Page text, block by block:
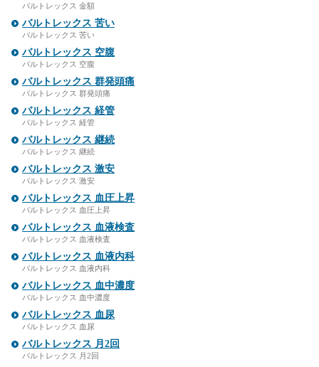
バルトレックス 金額
バルトレックス 苦い
バルトレックス 苦い
バルトレックス 空腹
バルトレックス 空腹
バルトレックス 群発頭痛
バルトレックス 群発頭痛
バルトレックス 経管
バルトレックス 経管
バルトレックス 継続
バルトレックス 継続
バルトレックス 激安
バルトレックス 激安
バルトレックス 血圧上昇
バルトレックス 血圧上昇
バルトレックス 血液検査
バルトレックス 血液検査
バルトレックス 血液内科
バルトレックス 血液内科
バルトレックス 血中濃度
バルトレックス 血中濃度
バルトレックス 血尿
バルトレックス 血尿
バルトレックス 月2回
バルトレックス 月2回